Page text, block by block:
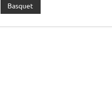
Basquet